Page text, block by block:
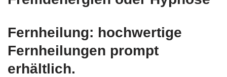
Fernheilung: hochwertige
Fernheilungen prompt
erhältlich.